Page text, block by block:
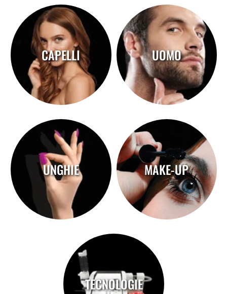
CAPELLI UOMO
UNGHIE MAKE-UP
TECNOLOGIE